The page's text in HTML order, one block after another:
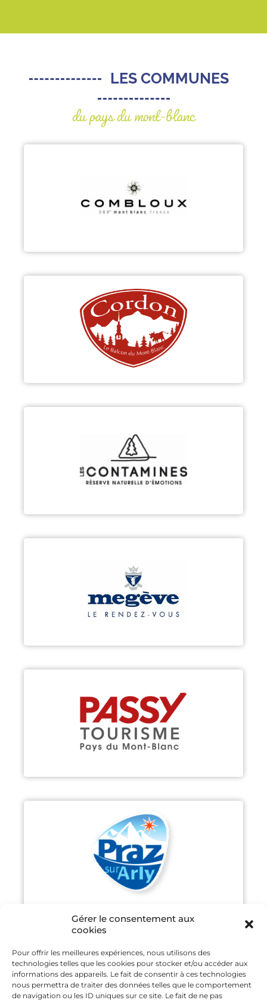
Gérer le consentement aux
cookies
Pour offrir les meilleures expériences, nous utilisons des
technologies telles que les cookies pour stocker et/ou accéder aux
informations des appareils. Le fait de consentir à ces technologies
nous permettra de traiter des données telles que le comportement
de navigation ou les ID uniques sur ce site. Le fait de ne pas
LES COMMUNES
du pays du mont-blanc
COMBLOUX
Découvrir
CORDON
Découvrir
LES CONTAMINES-MONTJOIE
Découvrir
MEGÈVE
Découvrir
PASSY
Découvrir
PRAZ-SUR-ARLY
Découvrir
SAINT GERVAIS MONT-BLANC
Découvrir